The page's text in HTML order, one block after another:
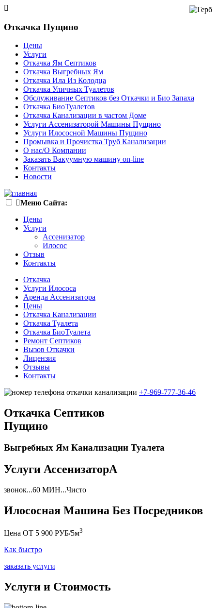
Откачка Пущино
Цены
Услуги
Откачка Ям Септиков
Откачка Выгребных Ям
Откачка Ила Из Колодца
Откачка Уличных Туалетов
Обслуживание Септиков без Откачки и Био Запаха
Откачка БиоТуалетов
Откачка Канализации в частом Доме
Услуги Ассенизаторой Машины Пущино
Услуги Илососной Машины Пущино
Промывка и Прочистка Труб Канализации
О нас/О Компании
Заказать Вакуумную машину on-line
Контакты
Новости
Меню Сайта:
Цены
Услуги
Ассенизатор
Илосос
Отзыв
Контакты
Откачка
Услуги Илососа
Аренда Ассенизатора
Цены
Откачка Канализации
Откачка Туалета
Откачка БиоТуалета
Ремонт Септиков
Вызов Откачки
Лицензия
Отзывы
Контакты
+7-969-777-36-46
Откачка Cептиков
Пущино
Выгребных Ям Канализации Туалета
Услуги АссенизаторА
звонок...60 МИН...Чисто
Илососная Машина Без Посредников
Цена ОТ 5 900 РУБ/5м3
Как быстро
заказать услуги
Услуги и Стоимость